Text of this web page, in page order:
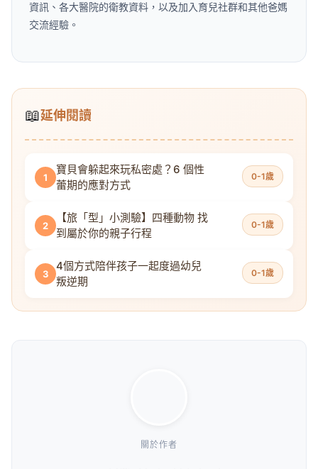
資訊、各大醫院的衛教資料，以及加入育兒社群和其他爸媽
交流經驗。
📖延伸閱讀
1
寶貝會躲起來玩私密處？6 個性
蕾期的應對方式
0-1歲
2
【旅「型」小測驗】四種動物 找
到屬於你的親子行程
0-1歲
3
4個方式陪伴孩子一起度過幼兒
叛逆期
0-1歲
關於作者